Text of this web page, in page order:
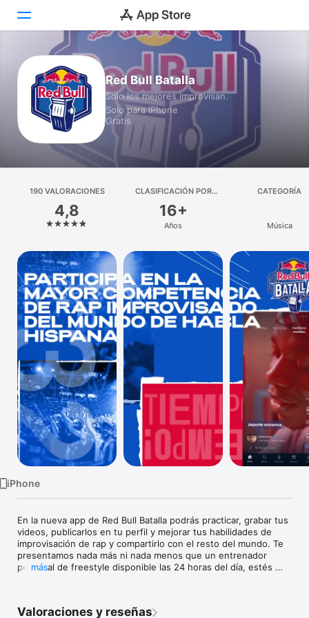
Hoy
Juegos
Apps
Arcade
Plataforma
iPhone
iPad
Mac
Watch
TV
Red Bull Batalla
Solo los mejores improvisan.
Solo para iPhone
Gratis
190 VALORACIONES
4,8
CLASIFICACIÓN POR
16+
Años
CATEGORÍA
Música
iPhone
En la nueva app de Red Bull Batalla podrás practicar, grabar tus
videos, publicarlos en tu perfil y mejorar tus habilidades de
improvisación de rap y compartirlo con el resto del mundo. Te
presentamos nada más ni nada menos que un entrenador
personal de freestyle disponible las 24 horas del día, estés
prueba tus capacidades y descubrir el mejor talento del
más
Valoraciones y reseñas